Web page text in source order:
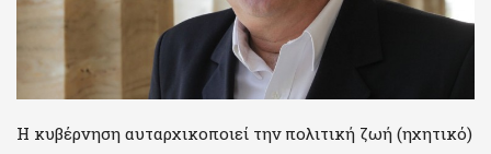
Η κυβέρνηση αυταρχικοποιεί την πολιτική ζωή (ηχητικό)